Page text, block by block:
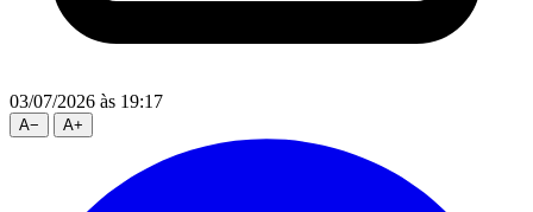
03/07/2026 às 19:17
A− A+